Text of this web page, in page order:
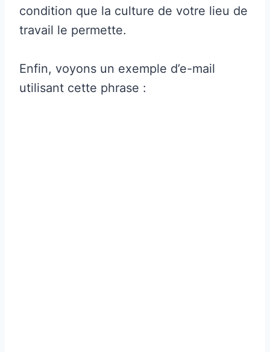
condition que la culture de votre lieu de
travail le permette.
Enfin, voyons un exemple d’e-mail
utilisant cette phrase :